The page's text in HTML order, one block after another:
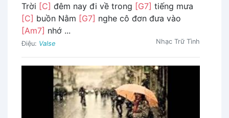
Trời [C] đêm nay đi về trong [G7] tiếng mưa
[C] buồn Nằm [G7] nghe cô đơn đưa vào
[Am7] nhớ ...
Điệu: Valse Nhạc Trữ Tình